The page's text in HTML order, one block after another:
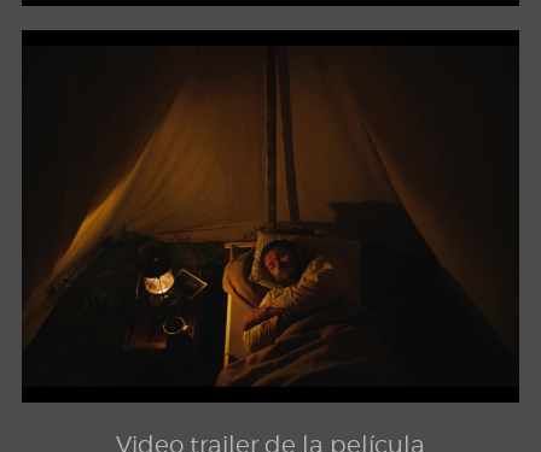
Video trailer de la película